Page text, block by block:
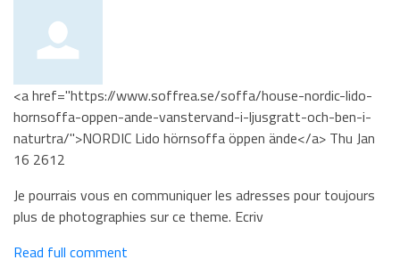
<a href="https://www.soffrea.se/soffa/house-nordic-lido-
hornsoffa-oppen-ande-vanstervand-i-ljusgratt-och-ben-i-
naturtra/">NORDIC Lido hörnsoffa öppen ände</a> Thu Jan
16 2612
Je pourrais vous en communiquer les adresses pour toujours
plus de photographies sur ce theme. Ecriv
Read full comment